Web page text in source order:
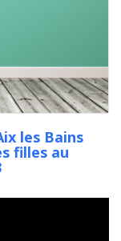
les Bains
filles au